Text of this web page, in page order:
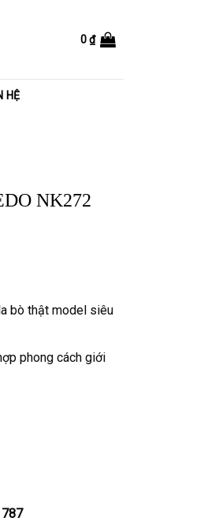
0₫
HỆ
NK272
bò thật model siêu
phong cách giới